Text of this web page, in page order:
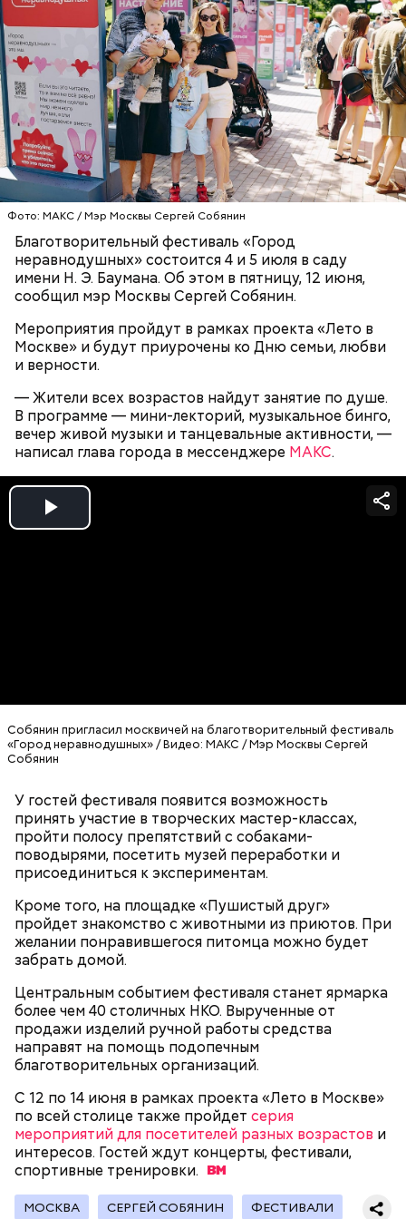
Фото: МАКС / Мэр Москвы Сергей Собянин
Благотворительный фестиваль «Город
неравнодушных» состоится 4 и 5 июля в саду
имени Н. Э. Баумана. Об этом в пятницу, 12 июня,
сообщил мэр Москвы Сергей Собянин.
Мероприятия пройдут в рамках проекта «Лето в
Москве» и будут приурочены ко Дню семьи, любви
и верности.
— Жители всех возрастов найдут занятие по душе.
В программе — мини-лекторий, музыкальное бинго,
вечер живой музыки и танцевальные активности, —
написал глава города в мессенджере МАКС.
Play
Собянин пригласил москвичей на благотворительный фестиваль
«Город неравнодушных» / Видео: МАКС / Мэр Москвы Сергей
Собянин
У гостей фестиваля появится возможность
принять участие в творческих мастер-классах,
пройти полосу препятствий с собаками-
поводырями, посетить музей переработки и
присоединиться к экспериментам.
Кроме того, на площадке «Пушистый друг»
пройдет знакомство с животными из приютов. При
желании понравившегося питомца можно будет
забрать домой.
Центральным событием фестиваля станет ярмарка
более чем 40 столичных НКО. Вырученные от
продажи изделий ручной работы средства
направят на помощь подопечным
благотворительных организаций.
С 12 по 14 июня в рамках проекта «Лето в Москве»
по всей столице также пройдет серия
мероприятий для посетителей разных возрастов и
интересов. Гостей ждут концерты, фестивали,
спортивные тренировки.
МОСКВА СЕРГЕЙ СОБЯНИН ФЕСТИВАЛИ
возрождение такого легендарного пространства
— Судя по планам, это станет современной
локацией для досуга спортсменов и проведения
отметила тренер.
Территорию вокруг благоустроят, что сделает ее
еще одной точкой для прогулок.
ТЕМ ВРЕМЕНЕМ